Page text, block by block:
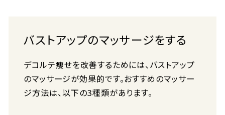
バストアップのマッサージをする
デコルテ痩せを改善するためには、バストアップ
のマッサージが効果的です。おすすめのマッサー
ジ方法は、以下の3種類があります。